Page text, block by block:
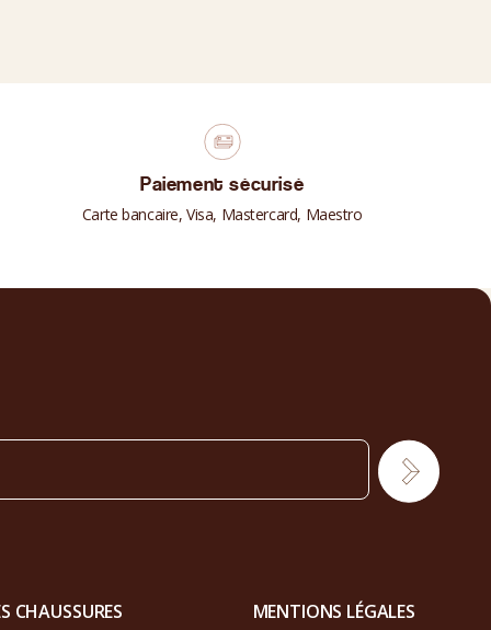
Paiement sécurisé
Carte bancaire, Visa, Mastercard, Maestro
CHAUSSURES MENTIONS LÉGALES